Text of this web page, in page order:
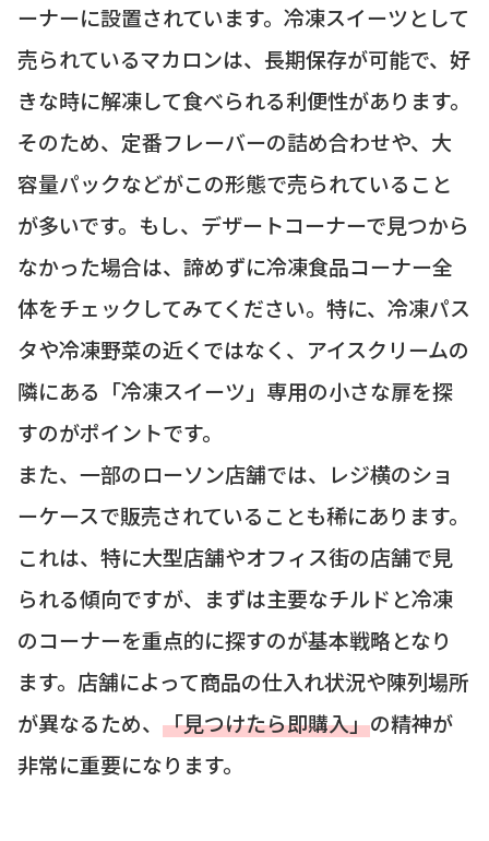
ーナーに設置されています。冷凍スイーツとして
売られているマカロンは、長期保存が可能で、好
きな時に解凍して食べられる利便性があります。
そのため、定番フレーバーの詰め合わせや、大
容量パックなどがこの形態で売られていること
が多いです。もし、デザートコーナーで見つから
なかった場合は、諦めずに冷凍食品コーナー全
体をチェックしてみてください。特に、冷凍パス
タや冷凍野菜の近くではなく、アイスクリームの
隣にある「冷凍スイーツ」専用の小さな扉を探
すのがポイントです。
また、一部のローソン店舗では、レジ横のショ
ーケースで販売されていることも稀にあります。
これは、特に大型店舗やオフィス街の店舗で見
られる傾向ですが、まずは主要なチルドと冷凍
のコーナーを重点的に探すのが基本戦略となり
ます。店舗によって商品の仕入れ状況や陳列場所
が異なるため、 「見つけたら即購入」の精神が
非常に重要になります。